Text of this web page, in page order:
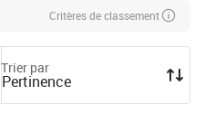
Critères de classement
Trier par
Pertinence